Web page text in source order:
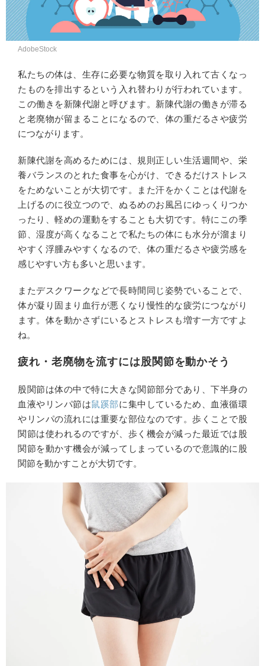
AdobeStock
私たちの体は、生存に必要な物質を取り入れて古くなっ
たものを排出するという入れ替わりが行われています。
この働きを新陳代謝と呼びます。新陳代謝の働きが滞る
と老廃物が留まることになるので、体の重だるさや疲労
につながります。
新陳代謝を高めるためには、規則正しい生活週間や、栄
養バランスのとれた食事を心がけ、できるだけストレス
をためないことが大切です。また汗をかくことは代謝を
上げるのに役立つので、ぬるめのお風呂にゆっくりつか
ったり、軽めの運動をすることも大切です。特にこの季
節、湿度が高くなることで私たちの体にも水分が溜まり
やすく浮腫みやすくなるので、体の重だるさや疲労感を
感じやすい方も多いと思います。
またデスクワークなどで長時間同じ姿勢でいることで、
体が凝り固まり血行が悪くなり慢性的な疲労につながり
ます。体を動かさずにいるとストレスも増す一方ですよ
ね。
疲れ・老廃物を流すには股関節を動かそう
股関節は体の中で特に大きな関節部分であり、下半身の
血液やリンパ節は鼠蹊部に集中しているため、血液循環
やリンパの流れには重要な部位なのです。歩くことで股
関節は使われるのですが、歩く機会が減った最近では股
関節を動かす機会が減ってしまっているので意識的に股
関節を動かすことが大切です。